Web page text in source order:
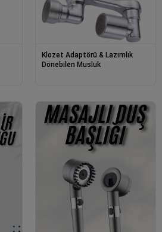
Klozet Adaptörü & Lazımlık
Dönebilen Musluk